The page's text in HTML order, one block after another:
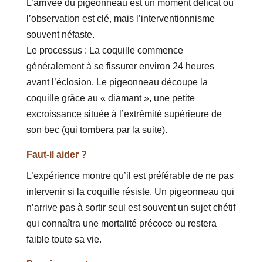
L’arrivée du pigeonneau est un moment délicat où
l’observation est clé, mais l’interventionnisme
souvent néfaste.
Le processus : La coquille commence
généralement à se fissurer environ 24 heures
avant l’éclosion. Le pigeonneau découpe la
coquille grâce au « diamant », une petite
excroissance située à l’extrémité supérieure de
son bec (qui tombera par la suite).
Faut-il aider ?
L’expérience montre qu’il est préférable de ne pas
intervenir si la coquille résiste. Un pigeonneau qui
n’arrive pas à sortir seul est souvent un sujet chétif
qui connaîtra une mortalité précoce ou restera
faible toute sa vie.